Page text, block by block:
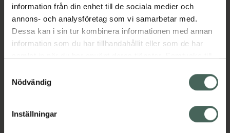
information från din enhet till de sociala medier och
annons- och analysföretag som vi samarbetar med.
Dessa kan i sin tur kombinera informationen med annan
information som du har tillhandahållit eller som de har
återkalla ditt samtycke via webbplatsens
cookieinställningar. Ett återkallat samtycke påverkar inte
lagligheten av behandling som skett innan återkallelsen.
Nödvändig
Inställningar
Tillverkad av: Huvuddel: 86 % nylon, 14 %
spandex. Nedre band: 86 % nylon, 14 %
spandex. Foder av skuminlägg: 100 %
polyester. Skum: 100 % polyuretanF
Jämförpris
Kategorier: